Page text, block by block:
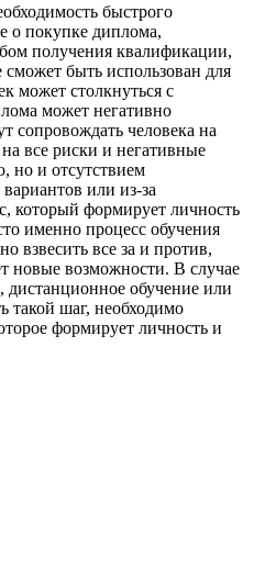
быстрого
о покупке диплома,
получения квалификации,
быть использован для
может столкнуться с
может негативно
сопровождать человека на
все риски и негативные
но и отсутствием
или из-за
который формирует личность
именно процесс обучения
взвесить все за и против,
новые возможности. В случае
дистанционное обучение или
такой шаг, необходимо
формирует личность и